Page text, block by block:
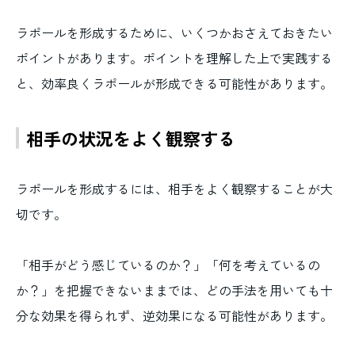
ラポールを形成するために、いくつかおさえておきたい
ポイントがあります。ポイントを理解した上で実践する
と、効率良くラポールが形成できる可能性があります。
相手の状況をよく観察する
ラポールを形成するには、相手をよく観察することが大
切です。
「相手がどう感じているのか？」「何を考えているの
か？」を把握できないままでは、どの手法を用いても十
分な効果を得られず、逆効果になる可能性があります。